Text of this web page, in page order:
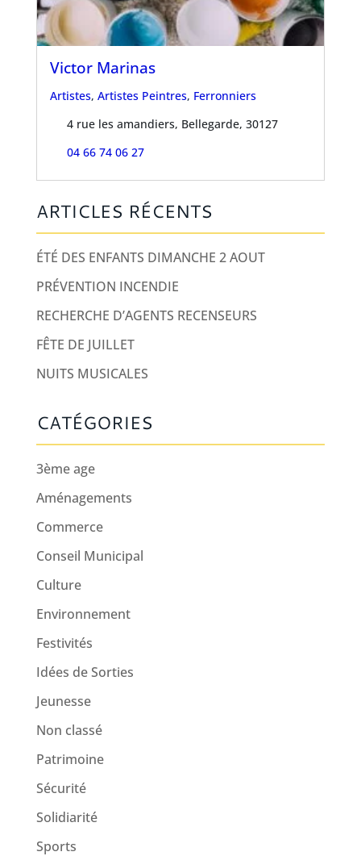
Victor Marinas
Artistes, Artistes Peintres, Ferronniers
4 rue les amandiers, Bellegarde, 30127
04 66 74 06 27
ARTICLES RÉCENTS
ÉTÉ DES ENFANTS DIMANCHE 2 AOUT
PRÉVENTION INCENDIE
RECHERCHE D’AGENTS RECENSEURS
FÊTE DE JUILLET
NUITS MUSICALES
CATÉGORIES
3ème age
Aménagements
Commerce
Conseil Municipal
Culture
Environnement
Festivités
Idées de Sorties
Jeunesse
Non classé
Patrimoine
Sécurité
Solidiarité
Sports